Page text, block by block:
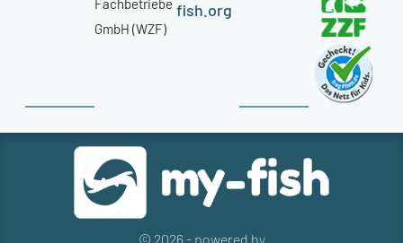
Fachbetriebe
GmbH (WZF)
fish.org
© 2026 - powered by